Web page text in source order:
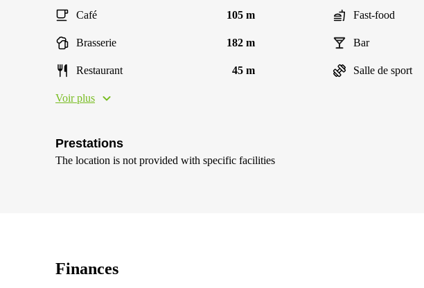
Café 105 m Fast-food
Brasserie 182 m Bar
Restaurant 45 m Salle de sport
Voir plus
Prestations
The location is not provided with specific facilities
Finances